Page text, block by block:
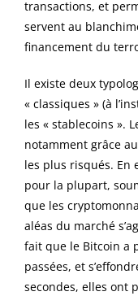
transactions, et
servent au
financement du
Il existe deux
« classiques » (à
les « stablecoins ».
notamment grâce
les plus risqués. En
pour la plupart,
que les
aléas du marché
fait que le Bitcoin a
passées, et
secondes, elles ont